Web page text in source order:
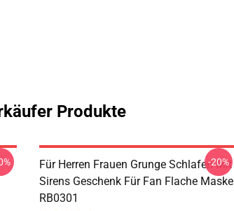
Produkte
Für Herren Frauen Grunge Schlafen Mit
Sirens Geschenk Für Fan Flache Maske
RB0301
-20%